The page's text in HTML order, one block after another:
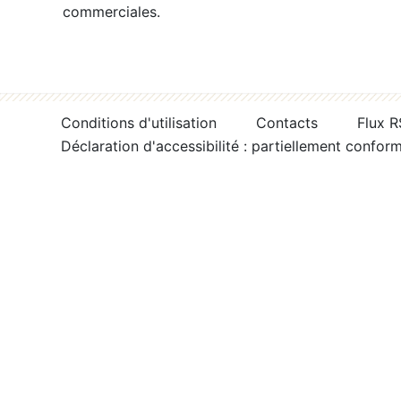
commerciales.
Conditions d'utilisation Contacts
Flux
Déclaration d'accessibilité : partiellement